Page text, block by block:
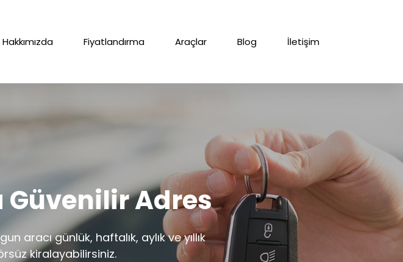
Hakkımızda Fiyatlandırma Araçlar Blog İletişim
Adres
aracı günlük, haftalık, aylık ve yıllık
kiralayabilirsiniz.